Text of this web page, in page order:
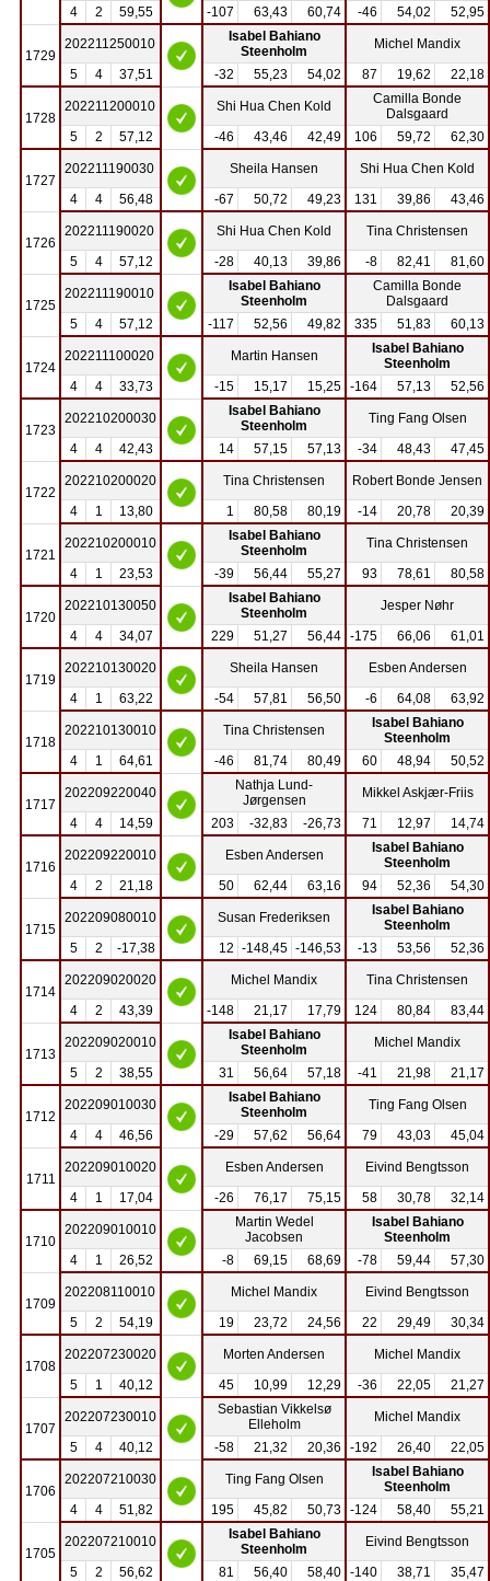
4
2 59,55 -107 63,43 60,74 -46 54,02 52,95
1729
202211250010
Isabel Bahiano
Steenholm
Michel Mandix
5
4 37,51 -32 55,23 54,02 87 19,62 22,18
1728
202211200010 Shi Hua Chen Kold
Camilla Bonde
Dalsgaard
5
2 57,12 -46 43,46 42,49 106 59,72 62,30
1727
202211190030 Sheila Hansen
Shi Hua Chen Kold
4
4 56,48 -67 50,72 49,23 131 39,86 43,46
1726
202211190020 Shi Hua Chen Kold
Tina Christensen
5
4 57,12 -28 40,13 39,86 -8 82,41 81,60
1725
202211190010
Isabel Bahiano
Steenholm
Camilla Bonde
Dalsgaard
5
4 57,12 -117 52,56 49,82 335 51,83 60,13
1724
202211100020 Martin Hansen
Isabel Bahiano
Steenholm
4
4 33,73 -15 15,17 15,25 -164 57,13 52,56
1723
202210200030
Isabel Bahiano
Steenholm
Ting Fang Olsen
4
4 42,43 14 57,15 57,13 -34 48,43 47,45
1722
202210200020 Tina Christensen
Robert Bonde Jensen
4
1 13,80 1 80,58 80,19 -14 20,78 20,39
1721
202210200010
Isabel Bahiano
Steenholm
Tina Christensen
4
1 23,53 -39 56,44 55,27 93 78,61 80,58
1720
202210130050
Isabel Bahiano
Steenholm
Jesper Nøhr
4
4 34,07 229 51,27 56,44 -175 66,06 61,01
1719
202210130020 Sheila Hansen
Esben Andersen
4
1 63,22 -54 57,81 56,50 -6 64,08 63,92
1718
202210130010 Tina Christensen
Isabel Bahiano
Steenholm
4
1 64,61 -46 81,74 80,49 60 48,94 50,52
1717
202209220040
Nathja Lund-
Jørgensen
Mikkel Askjær-Friis
4
4 14,59 203 -32,83 -26,73 71 12,97 14,74
1716
202209220010 Esben Andersen
Isabel Bahiano
Steenholm
4
2 21,18 50 62,44 63,16 94 52,36 54,30
1715
202209080010 Susan Frederiksen
Isabel Bahiano
Steenholm
5
2 -17,38 12 -148,45 -146,53 -13 53,56 52,36
1714
202209020020 Michel Mandix
Tina Christensen
4
2 43,39 -148 21,17 17,79 124 80,84 83,44
1713
202209020010
Isabel Bahiano
Steenholm
Michel Mandix
5
2 38,55 31 56,64 57,18 -41 21,98 21,17
1712
202209010030
Isabel Bahiano
Steenholm
Ting Fang Olsen
4
4 46,56 -29 57,62 56,64 79 43,03 45,04
1711
202209010020 Esben Andersen
Eivind Bengtsson
4
1 17,04 -26 76,17 75,15 58 30,78 32,14
1710
202209010010
Martin Wedel
Jacobsen
Isabel Bahiano
Steenholm
4
1 26,52 -8 69,15 68,69 -78 59,44 57,30
1709
202208110010 Michel Mandix
Eivind Bengtsson
5
2 54,19 19 23,72 24,56 22 29,49 30,34
1708
202207230020 Morten Andersen
Michel Mandix
5
1 40,12 45 10,99 12,29 -36 22,05 21,27
1707
202207230010
Sebastian Vikkelsø
Elleholm
Michel Mandix
5
4 40,12 -58 21,32 20,36 -192 26,40 22,05
1706
202207210030 Ting Fang Olsen
Isabel Bahiano
Steenholm
4
4 51,82 195 45,82 50,73 -124 58,40 55,21
1705
202207210010
Isabel Bahiano
Steenholm
Eivind Bengtsson
5
2 56,62 81 56,40 58,40 -140 38,71 35,47